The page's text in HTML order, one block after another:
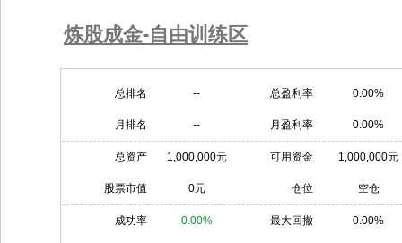
炼股成金-自由训练区
总排名 -- 总盈利率 0.00%
月排名 -- 月盈利率 0.00%
总资产 1,000,000元 可用资金 1,000,000元
股票市值 0元 仓位 空仓
成功率 0.00% 最大回撤 0.00%